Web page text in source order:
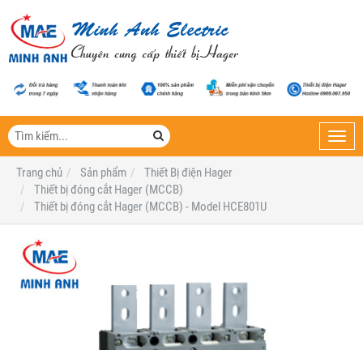
Trang chủ
Sản phẩm
Thiết Bị điện Hager
Thiết bị đóng cắt Hager (MCCB)
Thiết bị đóng cắt Hager (MCCB) - Model HCE801U